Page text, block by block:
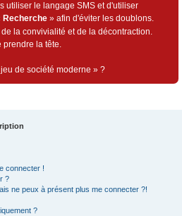
utiliser le langage SMS et d'utiliser
Recherche » afin d'éviter les doublons.
la convivialité et de la décontraction.
prendre la tête.
de société moderne » ?
connecter !
?
ne peux à présent plus me connecter ?!
?